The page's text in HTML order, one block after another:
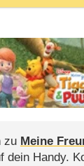
zu Meine
dein Handy.